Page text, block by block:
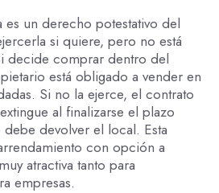
un derecho potestativo del
si quiere, pero no está
decide comprar dentro del
está obligado a vender en
Si no la ejerce, el contrato
al finalizarse el plazo
devolver el local. Esta
con opción a
atractiva tanto para
empresas.